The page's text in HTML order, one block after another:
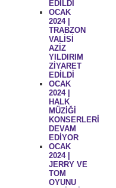
EDİLDİ
OCAK
2024 |
TRABZON
VALİSİ
AZİZ
YILDIRIM
ZİYARET
EDİLDİ
OCAK
2024 |
HALK
MÜZİĞİ
KONSERLERİ
DEVAM
EDİYOR
OCAK
2024 |
JERRY VE
TOM
OYUNU